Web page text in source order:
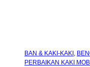
BAN & KAKI-KAKI ,
PERBAIKAN KAKI